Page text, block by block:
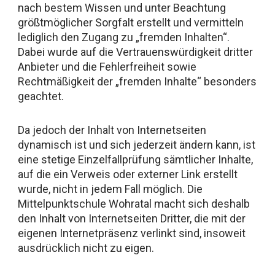
nach bestem Wissen und unter Beachtung
größtmöglicher Sorgfalt erstellt und vermitteln
lediglich den Zugang zu „fremden Inhalten“.
Dabei wurde auf die Vertrauenswürdigkeit dritter
Anbieter und die Fehlerfreiheit sowie
Rechtmäßigkeit der „fremden Inhalte“ besonders
geachtet.
Da jedoch der Inhalt von Internetseiten
dynamisch ist und sich jederzeit ändern kann, ist
eine stetige Einzelfallprüfung sämtlicher Inhalte,
auf die ein Verweis oder externer Link erstellt
wurde, nicht in jedem Fall möglich. Die
Mittelpunktschule Wohratal macht sich deshalb
den Inhalt von Internetseiten Dritter, die mit der
eigenen Internetpräsenz verlinkt sind, insoweit
ausdrücklich nicht zu eigen.